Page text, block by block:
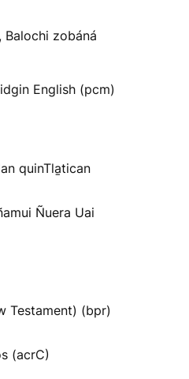
Balochi zobáná
English (pcm)
quinTla̱tican
Ñuera Uai
Testament) (bpr)
(acrC)